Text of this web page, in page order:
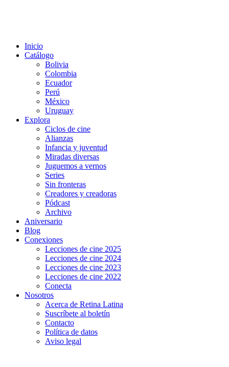
Inicio
Catálogo
Bolivia
Colombia
Ecuador
Perú
México
Uruguay
Explora
Ciclos de cine
Alianzas
Infancia y juventud
Miradas diversas
Juguemos a vernos
Series
Sin fronteras
Creadores y creadoras
Pódcast
Archivo
Aniversario
Blog
Conexiones
Lecciones de cine 2025
Lecciones de cine 2024
Lecciones de cine 2023
Lecciones de cine 2022
Conecta
Nosotros
Acerca de Retina Latina
Suscríbete al boletín
Contacto
Política de datos
Aviso legal